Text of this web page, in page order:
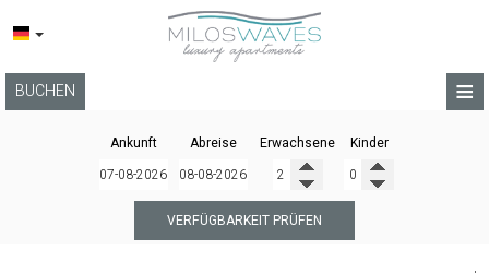
≡
BUCHEN
STARTSEITE
LAGE
APARTMENTS
Ankunft Abreise Erwachsene Kinder
VERFÜGBARKEIT PRÜFEN